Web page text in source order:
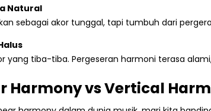
Natural
sebagai akor tunggal, tapi tumbuh dari
yang tiba-tiba. Pergeseran harmoni terasa
Harmony vs Vertical